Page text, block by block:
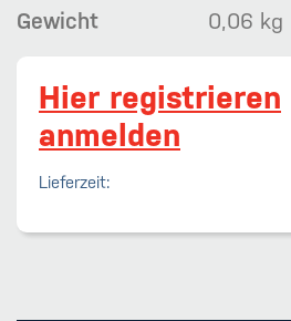
Gewicht
0,06 kg
Hier registrieren
anmelden
Lieferzeit: